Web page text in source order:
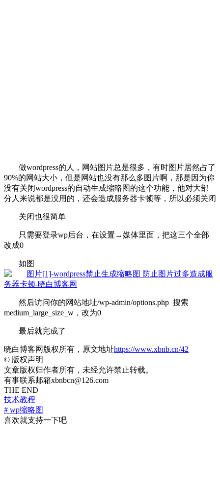
做wordpress的人，网站图片总是很多，有时图片居然占了
90%的网站大小，但是网站也没有那么多图片啊，那是因为你
没有关闭wordpress的自动生成缩略图的这个功能，他对大部
分人来说都是没用的，还会造成服务器卡顿等，所以必须关闭
关闭也很简单
只需要登录wp后台，在设置→媒体里面，把这三个全部
改成0
如图
然后访问你的网站地址/wp-admin/options.php 搜索
medium_large_size_w，改为0
最后就完成了
晓白博客网版权所有，原文地址https://www.xbnb.cn/42
© 版权声明
文章版权归作者所有，未经允许禁止转载。
有事联系邮箱xbnbcn@126.com
THE END
技术教程
# wp缩略图
喜欢就支持一下吧